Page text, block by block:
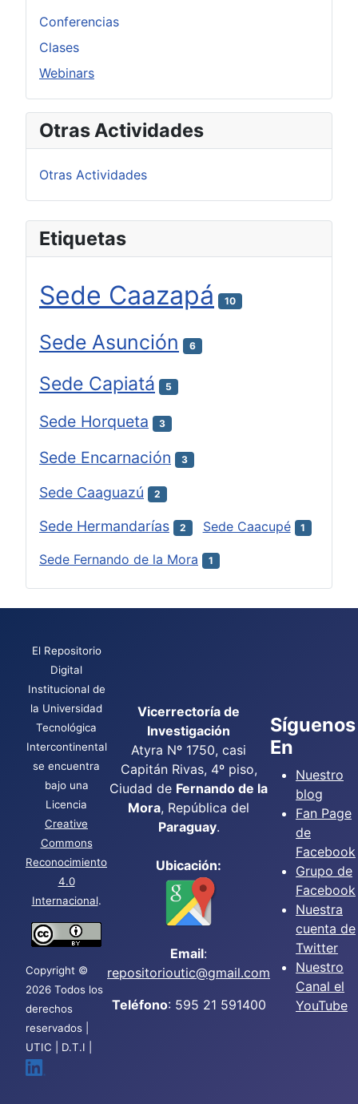
Conferencias
Clases
Webinars
Otras Actividades
Otras Actividades
Etiquetas
Sede Caazapá 10
Sede Asunción 6
Sede Capiatá 5
Sede Horqueta 3
Sede Encarnación 3
Sede Caaguazú 2
Sede Hermandarías 2 Sede Caacupé 1
Sede Fernando de la Mora 1
El Repositorio
Digital
Institucional de
la Universidad
Tecnológica
Intercontinental
se encuentra
bajo una
Licencia
Creative
Commons
Reconocimiento
4.0
Internacional.
Copyright ©
2026 Todos los
derechos
reservados |
UTIC | D.T.I |
Vicerrectoría de
Investigación
Atyra Nº 1750, casi
Capitán Rivas, 4º piso,
Ciudad de Fernando de la
Mora, República del
Paraguay.
Ubicación:
Email:
repositorioutic@gmail.com
Teléfono: 595 21 591400
Síguenos
En
Nuestro
blog
Fan Page
de
Facebook
Grupo de
Facebook
Nuestra
cuenta de
Twitter
Nuestro
Canal el
YouTube